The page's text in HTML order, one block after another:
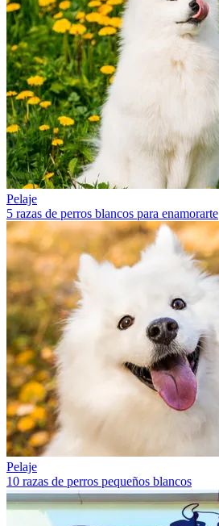
Pelaje
5 razas de perros blancos para enamorarte
Pelaje
10 razas de perros pequeños blancos